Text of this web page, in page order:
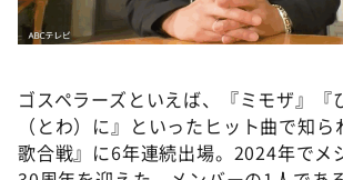
ゴスペラーズといえば、『ミモザ』『
（とわ）に』といったヒット曲で知
歌合戦』に6年連続出場。2024年でメ